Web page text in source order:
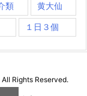
類 黄大仙
１日３個
All Rights Reserved.